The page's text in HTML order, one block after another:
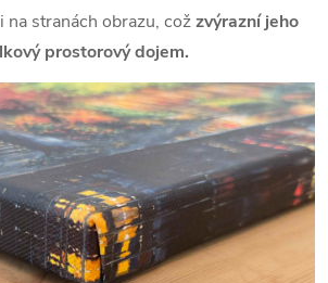
na stranách obrazu, cožzvýrazní jeho
prostorový dojem.